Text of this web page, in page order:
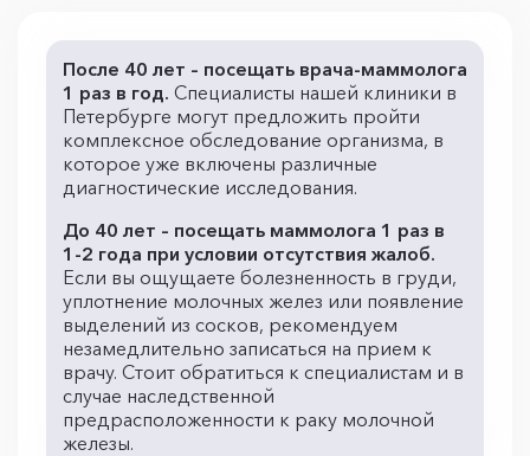
После 40 лет – посещать врача-маммолога
1 раз в год. Специалисты нашей клиники в
Петербурге могут предложить пройти
комплексное обследование организма, в
которое уже включены различные
диагностические исследования.
До 40 лет – посещать маммолога 1 раз в
1-2 года при условии отсутствия жалоб.
Если вы ощущаете болезненность в груди,
уплотнение молочных желез или появление
выделений из сосков, рекомендуем
незамедлительно записаться на прием к
врачу. Стоит обратиться к специалистам и в
случае наследственной
предрасположенности к раку молочной
железы.